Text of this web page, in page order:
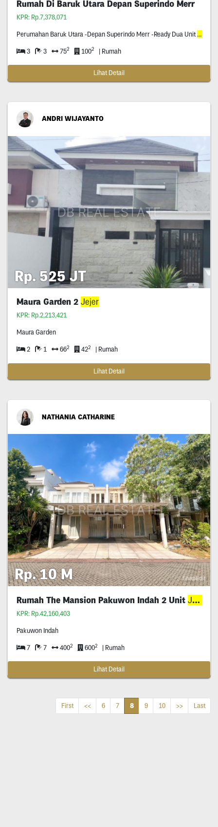
Rumah Di Baruk Utara Depan Superindo Merr
KPR: Rp.7,378,071
Perumahan Baruk Utara -Depan Superindo Merr -Ready Dua Unit
Jejer
3 3 752 1002 | Rumah
Lihat Detail
ANDRI WIJAYANTO
Rp. 525 JT
Maura Garden 2 Jejer
KPR: Rp.2,213,421
Maura Garden
2 1 662 422 | Rumah
Lihat Detail
NATHANIA CATHARINE
Rp. 10 M
Rumah The Mansion Pakuwon Indah 2 Unit Jejer
KPR: Rp.42,160,403
Pakuwon Indah
7 7 4002 6002 | Rumah
Lihat Detail
First << 6 7 8 9 10 >> Last